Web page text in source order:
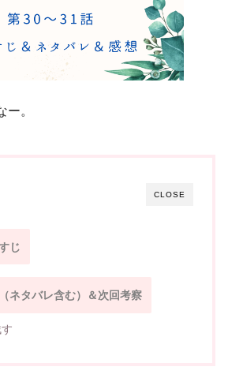
。
CLOSE
じ
ネタバレ含む）＆次回考察